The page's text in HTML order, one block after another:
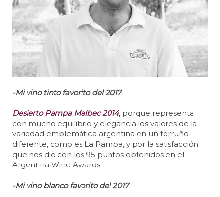
-Mi vino tinto favorito del 2017
Desierto Pampa Malbec 2014,porque representa
con mucho equilibrio y elegancia los valores de la
variedad emblemática argentina en un terruño
diferente, como es La Pampa, y por la satisfacción
que nos dio con los 95 puntos obtenidos en el
Argentina Wine Awards.
-Mi vino blanco favorito del 2017